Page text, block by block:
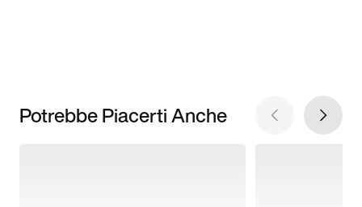
Potrebbe Piacerti Anche